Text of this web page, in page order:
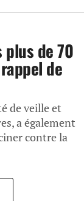
plus de 70
de
de veille et
a également
contre la